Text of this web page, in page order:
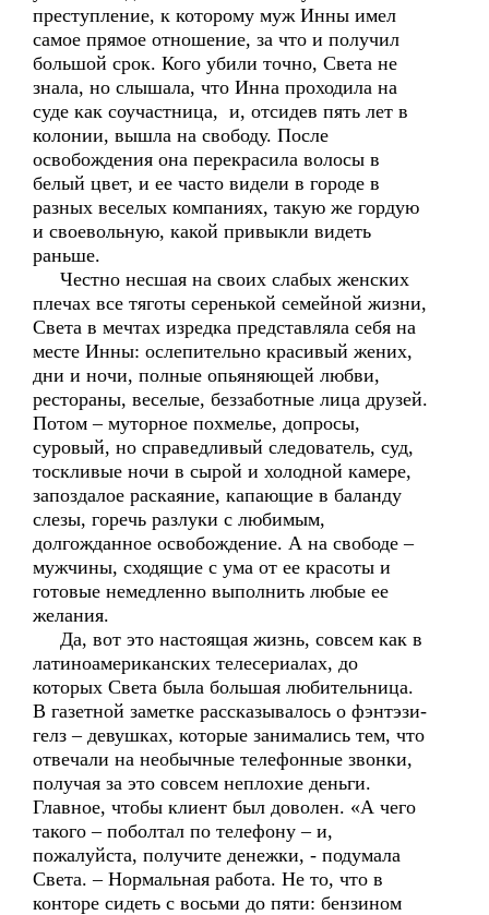
преступление, к которому муж Инны имел
самое прямое отношение, за что и получил
большой срок. Кого убили точно, Света не
знала, но слышала, что Инна проходила на
суде как соучастница, и, отсидев пять лет в
колонии, вышла на свободу. После
освобождения она перекрасила волосы в
белый цвет, и ее часто видели в городе в
разных веселых компаниях, такую же гордую
и своевольную, какой привыкли видеть
раньше.
Честно несшая на своих слабых женских
плечах все тяготы серенькой семейной жизни,
Света в мечтах изредка представляла себя на
месте Инны: ослепительно красивый жених,
дни и ночи, полные опьяняющей любви,
рестораны, веселые, беззаботные лица друзей.
Потом – муторное похмелье, допросы,
суровый, но справедливый следователь, суд,
тоскливые ночи в сырой и холодной камере,
запоздалое раскаяние, капающие в баланду
слезы, горечь разлуки с любимым,
долгожданное освобождение. А на свободе –
мужчины, сходящие с ума от ее красоты и
готовые немедленно выполнить любые ее
желания.
Да, вот это настоящая жизнь, совсем как в
латиноамериканских телесериалах, до
которых Света была большая любительница.
В газетной заметке рассказывалось о фэнтэзи-
гелз – девушках, которые занимались тем, что
отвечали на необычные телефонные звонки,
получая за это совсем неплохие деньги.
Главное, чтобы клиент был доволен. «А чего
такого – поболтал по телефону – и,
пожалуйста, получите денежки, - подумала
Света. – Нормальная работа. Не то, что в
конторе сидеть с восьми до пяти: бензином